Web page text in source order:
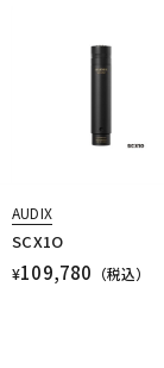
AUDIX
SCX1O
¥109,780 （税込）